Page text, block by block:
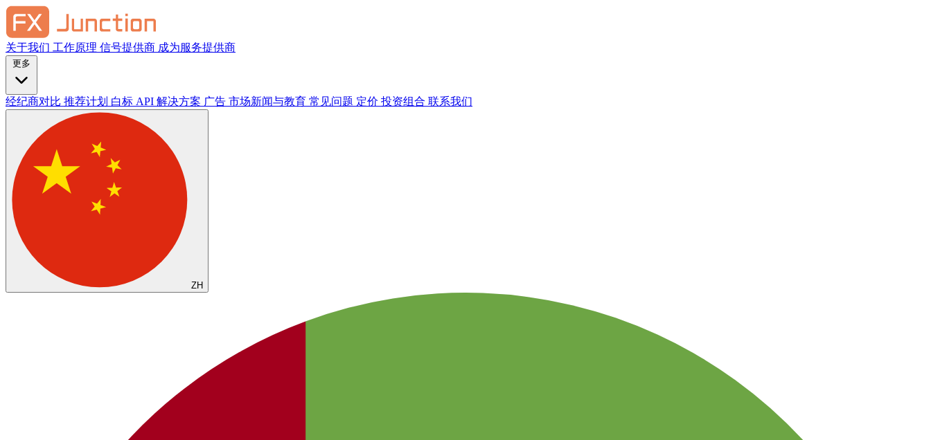
关于我们 工作原理 信号提供商 成为服务提供商
经纪商对比 推荐计划 白标 API 解决方案 广告 市场新闻与教育 常见问题 定价 投资组合 联系我们
ZH